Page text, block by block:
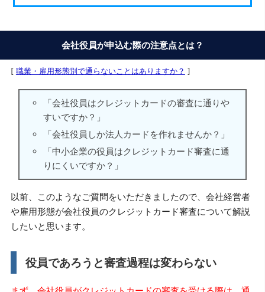
会社役員が申込む際の注意点とは？
[ 職業・雇用形態別で通らないことはありますか？ ]
「会社役員はクレジットカードの審査に通りや
すいですか？」
「会社役員しか法人カードを作れませんか？」
「中小企業の役員はクレジットカード審査に通
りにくいですか？」
以前、このようなご質問をいただきましたので、会社経営者
や雇用形態が会社役員のクレジットカード審査について解説
したいと思います。
役員であろうと審査過程は変わらない